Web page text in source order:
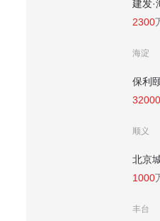
建发·
2300
海淀
保利
32000
顺义
北京
1000
丰台